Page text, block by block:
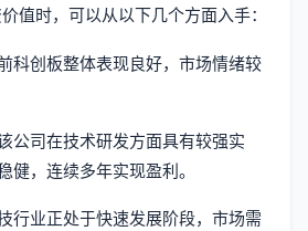
值时，可以从以下几个方面入手：
科创板整体表现良好，市场情绪较
公司在技术研发方面具有较强实
健，连续多年实现盈利。
行业正处于快速发展阶段，市场需